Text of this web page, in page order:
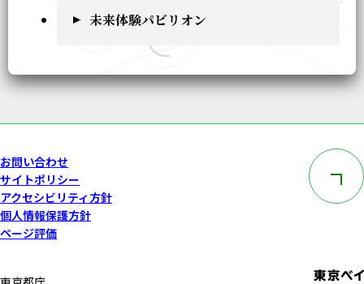
未来体験パビリオン
お問い合わせ
サイトポリシー
アクセシビリティ方針
個人情報保護方針
ページ評価
このペー